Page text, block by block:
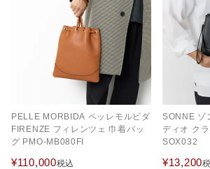
PELLE MORBIDA ペッレモルビダ
FIRENZE フィレンツェ 巾着バッ
グ PMO-MB080FI
¥110,000税込
SONNE ゾ
ディオ ク
SOX032
¥13,200